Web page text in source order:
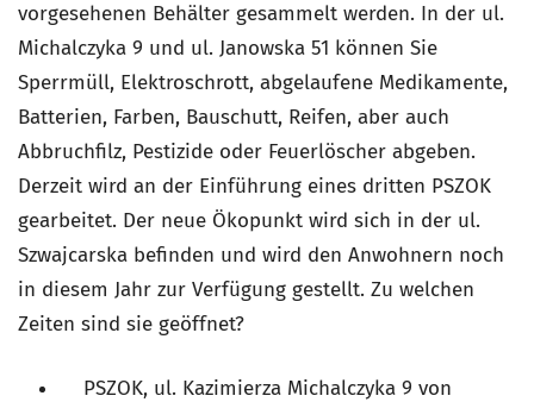
vorgesehenen Behälter gesammelt werden. In der ul.
Michalczyka 9 und ul. Janowska 51 können Sie
Sperrmüll, Elektroschrott, abgelaufene Medikamente,
Batterien, Farben, Bauschutt, Reifen, aber auch
Abbruchfilz, Pestizide oder Feuerlöscher abgeben.
Derzeit wird an der Einführung eines dritten PSZOK
gearbeitet. Der neue Ökopunkt wird sich in der ul.
Szwajcarska befinden und wird den Anwohnern noch
in diesem Jahr zur Verfügung gestellt. Zu welchen
Zeiten sind sie geöffnet?
PSZOK, ul. Kazimierza Michalczyka 9 von